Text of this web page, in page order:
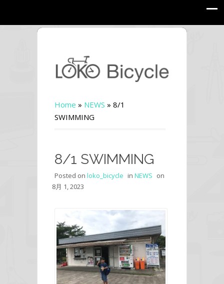
Home » NEWS » 8/1
SWIMMING
8/1 SWIMMING
Posted on loko_bicycle in NEWS on
8月 1, 2023